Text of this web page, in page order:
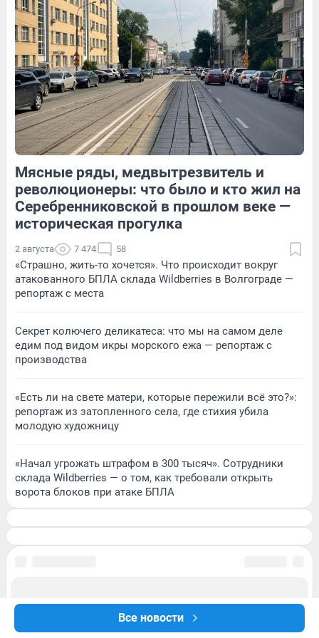
Все новости
119 1 15 Обсудить
17
Мясные ряды, медвытрезвитель и
революционеры: что было и кто жил на
Серебренниковской в прошлом веке —
историческая прогулка
2 августа 7 474 58
«Страшно, жить-то хочется». Что происходит вокруг
атакованного БПЛА склада Wildberries в Волгограде —
репортаж с места
Секрет колючего деликатеса: что мы на самом деле
едим под видом икры морского ежа — репортаж с
производства
«Есть ли на свете матери, которые пережили всё это?»:
репортаж из затопленного села, где стихия убила
молодую художницу
«Начал угрожать штрафом в 300 тысяч». Сотрудники
склада Wildberries — о том, как требовали открыть
ворота блоков при атаке БПЛА